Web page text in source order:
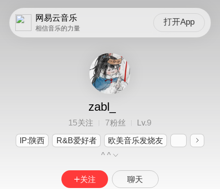
网易云音乐
相信音乐的力量
打开App
zabl_
15关注 7粉丝 Lv.9
IP:陕西 R&B爱好者
欧美音乐发烧友
^ ^
关注 聊天